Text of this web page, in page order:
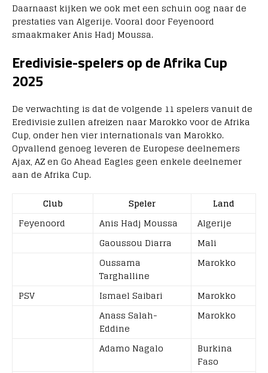
Daarnaast kijken we ook met een schuin oog naar de
prestaties van Algerije. Vooral door Feyenoord
smaakmaker Anis Hadj Moussa.
Eredivisie-spelers op de Afrika Cup
2025
De verwachting is dat de volgende 11 spelers vanuit de
Eredivisie zullen afreizen naar Marokko voor de Afrika
Cup, onder hen vier internationals van Marokko.
Opvallend genoeg leveren de Europese deelnemers
Ajax, AZ en Go Ahead Eagles geen enkele deelnemer
aan de Afrika Cup.
Club
Speler
Land
Feyenoord
Anis Hadj Moussa
Algerije
Gaoussou Diarra
Mali
Oussama
Targhalline
Marokko
PSV Ismael Saibari
Marokko
Anass Salah-
Eddine
Marokko
Adamo Nagalo
Burkina
Faso